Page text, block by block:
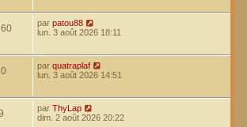
par patou88
lun. 3 août 2026 18:11
par quatraplaf
lun. 3 août 2026 14:51
par ThyLap
dim. 2 août 2026 20:22